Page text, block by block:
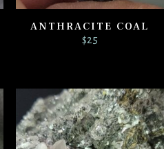
ANTHRACITE COAL
$25